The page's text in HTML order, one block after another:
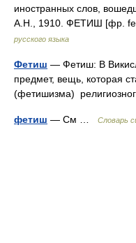
иностранных слов,
А.Н., 1910. ФЕТИШ [фр.
русского языка
Фетиш — Фетиш: В
предмет, вещь, которая
(фетишизма)
фетиш — См … Словарь